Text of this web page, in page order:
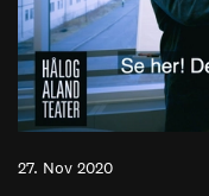
27. Nov 2020